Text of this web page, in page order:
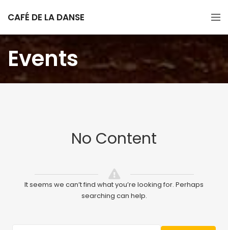
CAFÉ DE LA DANSE
Events
No Content
It seems we can’t find what you’re looking for. Perhaps
searching can help.